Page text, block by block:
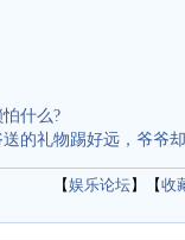
什么?
的礼物踢好远，爷爷
【娱乐论坛】【收